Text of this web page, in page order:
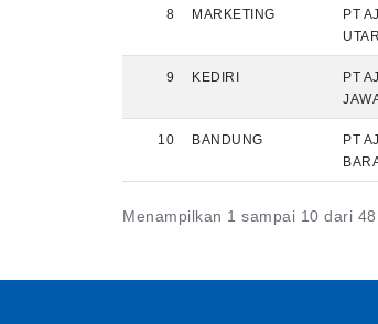
8 MARKETING
PT
9 KEDIRI
PT
10 BANDUNG
PT
Menampilkan 1 sampai 10 dari